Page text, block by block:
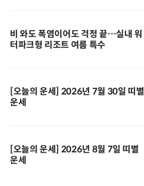
비 와도 폭염이어도 걱정 끝…실내 워
터파크형 리조트 여름 특수
[오늘의 운세] 2026년 7월 30일 띠별
운세
[오늘의 운세] 2026년 8월 7일 띠별
운세